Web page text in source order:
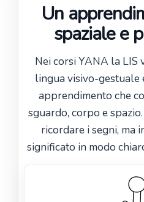
Un
spaziale e
Nei corsi YANA la LIS
lingua visivo-gestuale
apprendimento che
sguardo, corpo e
ricordare i segni, ma
significato in modo